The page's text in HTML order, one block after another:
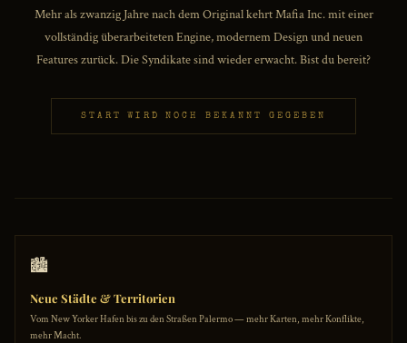
Mehr als zwanzig Jahre nach dem Original kehrt Mafia Inc. mit einer
vollständig überarbeiteten Engine, modernem Design und neuen
Features zurück. Die Syndikate sind wieder erwacht. Bist du bereit?
START WIRD NOCH BEKANNT GEGEBEN
🏙️
Neue Städte & Territorien
Vom New Yorker Hafen bis zu den Straßen Palermo — mehr Karten, mehr Konflikte,
mehr Macht.